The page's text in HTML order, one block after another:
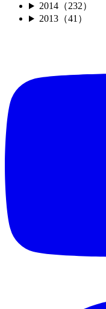
2014（232）
2013（41）